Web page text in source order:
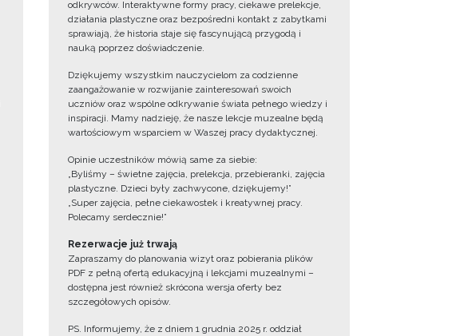
odkrywców. Interaktywne formy pracy, ciekawe prelekcje,
działania plastyczne oraz bezpośredni kontakt z zabytkami
sprawiają, że historia staje się fascynującą przygodą i
nauką poprzez doświadczenie.
Dziękujemy wszystkim nauczycielom za codzienne
zaangażowanie w rozwijanie zainteresowań swoich
uczniów oraz wspólne odkrywanie świata pełnego wiedzy i
inspiracji. Mamy nadzieję, że nasze lekcje muzealne będą
wartościowym wsparciem w Waszej pracy dydaktycznej.
Opinie uczestników mówią same za siebie:
„Byliśmy – świetne zajęcia, prelekcja, przebieranki, zajęcia
plastyczne. Dzieci były zachwycone, dziękujemy!”
„Super zajęcia, pełne ciekawostek i kreatywnej pracy.
Polecamy serdecznie!”
Rezerwacje już trwają
Zapraszamy do planowania wizyt oraz pobierania plików
PDF z pełną ofertą edukacyjną i lekcjami muzealnymi –
dostępna jest również skrócona wersja oferty bez
szczegółowych opisów.
PS. Informujemy, że z dniem 1 grudnia 2025 r. oddział